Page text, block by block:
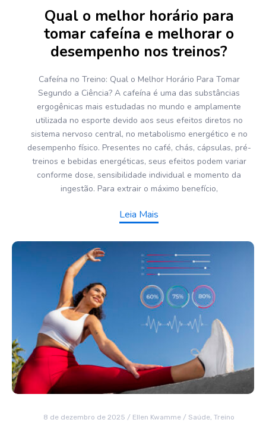
Qual o melhor horário para
tomar cafeína e melhorar o
desempenho nos treinos?
Cafeína no Treino: Qual o Melhor Horário Para Tomar
Segundo a Ciência? A cafeína é uma das substâncias
ergogênicas mais estudadas no mundo e amplamente
utilizada no esporte devido aos seus efeitos diretos no
sistema nervoso central, no metabolismo energético e no
desempenho físico. Presentes no café, chás, cápsulas, pré-
treinos e bebidas energéticas, seus efeitos podem variar
conforme dose, sensibilidade individual e momento da
ingestão. Para extrair o máximo benefício,
Leia Mais
8 de dezembro de 2025 / Ellen Kwamme / Saúde Treino